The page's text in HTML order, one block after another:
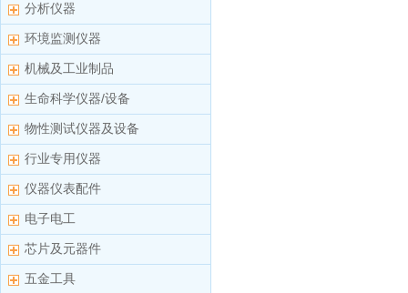
分析仪器
环境监测仪器
机械及工业制品
生命科学仪器/设备
物性测试仪器及设备
行业专用仪器
仪器仪表配件
电子电工
芯片及元器件
五金工具